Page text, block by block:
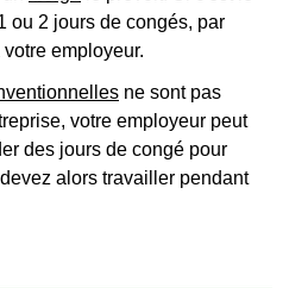
ou 2 jours de congés, par
employeur.
ne sont pas
votre employeur peut
des jours de congé pour
alors travailler pendant